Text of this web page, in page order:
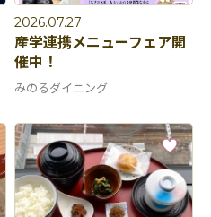
2026.07.27
産学連携メニューフェア開
催中！
みのるダイニング